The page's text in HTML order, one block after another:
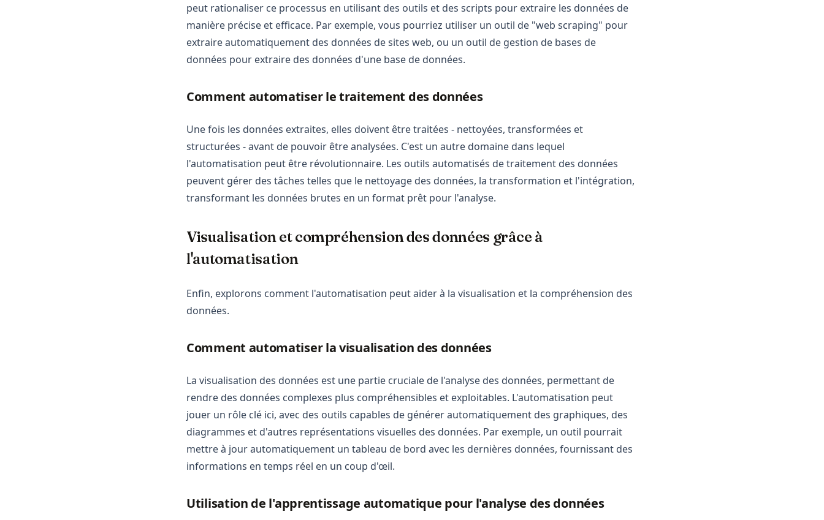
peut rationaliser ce processus en utilisant des outils et des scripts pour extraire les données de
manière précise et efficace. Par exemple, vous pourriez utiliser un outil de "web scraping" pour
extraire automatiquement des données de sites web, ou un outil de gestion de bases de
données pour extraire des données d'une base de données.
Comment automatiser le traitement des données
Une fois les données extraites, elles doivent être traitées - nettoyées, transformées et
structurées - avant de pouvoir être analysées. C'est un autre domaine dans lequel
l'automatisation peut être révolutionnaire. Les outils automatisés de traitement des données
peuvent gérer des tâches telles que le nettoyage des données, la transformation et l'intégration,
transformant les données brutes en un format prêt pour l'analyse.
Visualisation et compréhension des données grâce à
l'automatisation
Enfin, explorons comment l'automatisation peut aider à la visualisation et la compréhension des
données.
Comment automatiser la visualisation des données
La visualisation des données est une partie cruciale de l'analyse des données, permettant de
rendre des données complexes plus compréhensibles et exploitables. L'automatisation peut
jouer un rôle clé ici, avec des outils capables de générer automatiquement des graphiques, des
diagrammes et d'autres représentations visuelles des données. Par exemple, un outil pourrait
mettre à jour automatiquement un tableau de bord avec les dernières données, fournissant des
informations en temps réel en un coup d'œil.
Utilisation de l'apprentissage automatique pour l'analyse des données